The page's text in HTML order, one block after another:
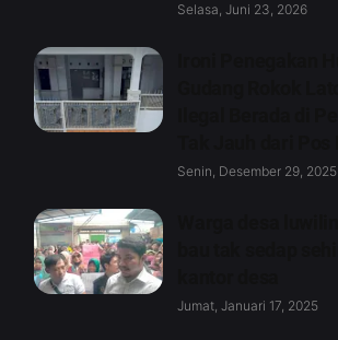
Selasa, Juni 23, 2026
Senin, Desember 29, 2025
Jumat, Januari 17, 2025